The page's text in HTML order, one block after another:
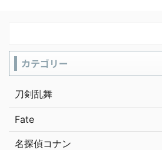
カテゴリー
刀剣乱舞
Fate
名探偵コナン